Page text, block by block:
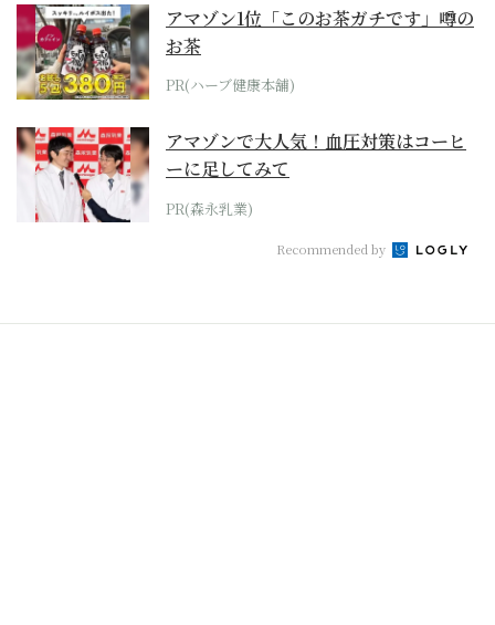
アマゾン1位「このお茶ガチです」噂の
お茶
PR(ハーブ健康本舗)
アマゾンで大人気！血圧対策はコーヒ
ーに足してみて
PR(森永乳業)
Recommended by